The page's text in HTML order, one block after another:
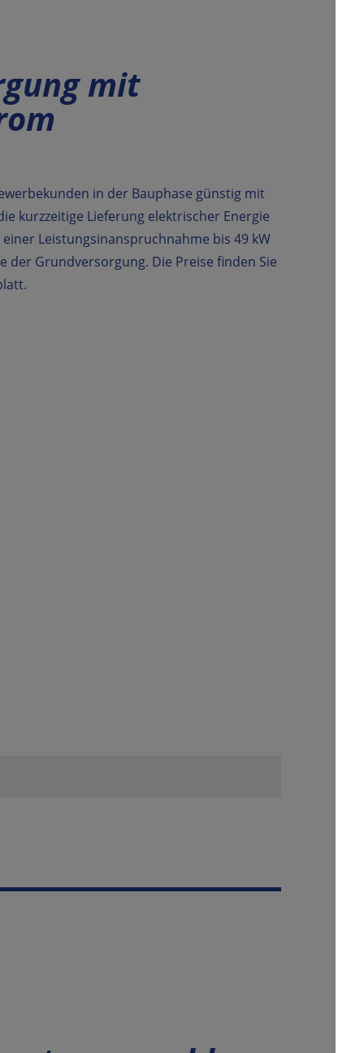
mit
in der Bauphase günstig mit
kurzzeitige Lieferung elektrischer Energie
Leistungsinanspruchnahme bis 49 kW
der Grundversorgung. Die Preise finden Sie